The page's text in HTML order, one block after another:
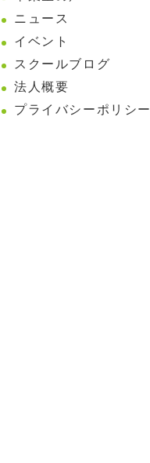
ニュース
イベント
スクールブログ
法人概要
プライバシーポリシー